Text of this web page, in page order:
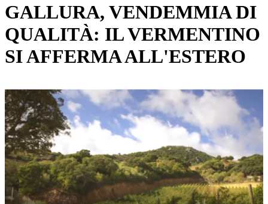
GALLURA, VENDEMMIA DI
QUALITÀ: IL VERMENTINO
SI AFFERMA ALL'ESTERO